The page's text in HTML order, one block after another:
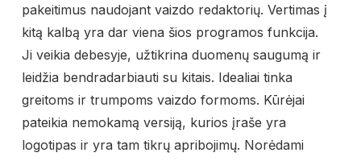
pakeitimus naudojant vaizdo redaktorių. Vertimas į
kitą kalbą yra dar viena šios programos funkcija.
Ji veikia debesyje, užtikrina duomenų saugumą ir
leidžia bendradarbiauti su kitais. Idealiai tinka
greitoms ir trumpoms vaizdo formoms. Kūrėjai
pateikia nemokamą versiją, kurios įraše yra
logotipas ir yra tam tikrų apribojimų. Norėdami